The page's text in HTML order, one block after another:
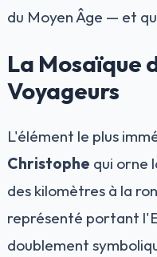
du Moyen Âge — et
La Mosaïque
Voyageurs
L'élément le plus
Christophe qui orne
des kilomètres à la
représenté portant
doublement